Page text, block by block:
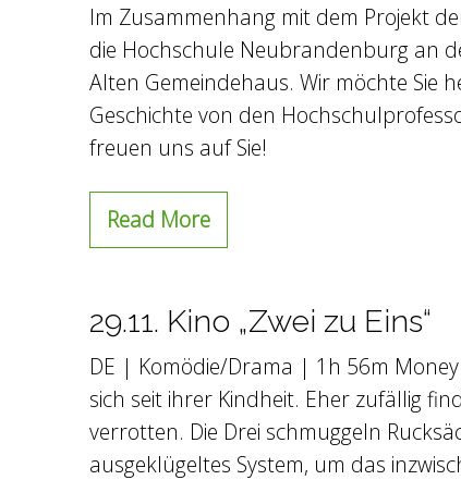
Im Zusammenhang mit dem Projekt
die Hochschule Neubrandenburg an
Alten Gemeindehaus. Wir möchte Sie
Geschichte von den
freuen uns auf Sie!
Read More
29.11. Kino „Zwei zu Eins“
DE | Komödie/Drama | 1h 56m
sich seit ihrer Kindheit. Eher zufällig
verrotten. Die Drei schmuggeln
ausgeklügeltes System, um das